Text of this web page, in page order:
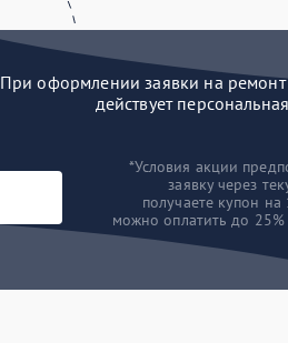
При оформлении заявки на ремонт
действует
*Условия акции
заявку через
получаете купон
можно оплатить до